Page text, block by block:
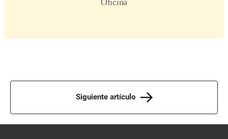
Siguiente artículo